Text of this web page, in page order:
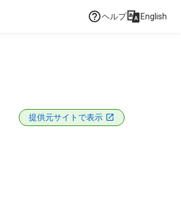
ヘルプ English
提供元サイトで表示